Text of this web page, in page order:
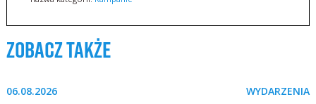
zobacz także
06.08.2026 WYDARZENIA